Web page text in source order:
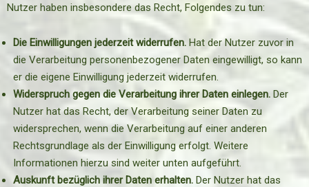
Nutzer haben insbesondere das Recht, Folgendes zu tun:
Die Einwilligungen jederzeit widerrufen.Hat der Nutzer zuvor in
die Verarbeitung personenbezogener Daten eingewilligt, so kann
er die eigene Einwilligung jederzeit widerrufen.
Widerspruch gegen die Verarbeitung ihrer Daten einlegen.Der
Nutzer hat das Recht, der Verarbeitung seiner Daten zu
widersprechen, wenn die Verarbeitung auf einer anderen
Rechtsgrundlage als der Einwilligung erfolgt. Weitere
Informationen hierzu sind weiter unten aufgeführt.
Auskunft bezüglich ihrer Daten erhalten.Der Nutzer hat das